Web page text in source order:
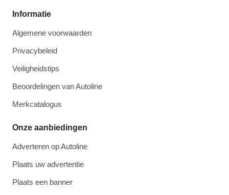
Informatie
Algemene voorwaarden
Privacybeleid
Veiligheidstips
Beoordelingen van Autoline
Merkcatalogus
Onze aanbiedingen
Adverteren op Autoline
Plaats uw advertentie
Plaats een banner